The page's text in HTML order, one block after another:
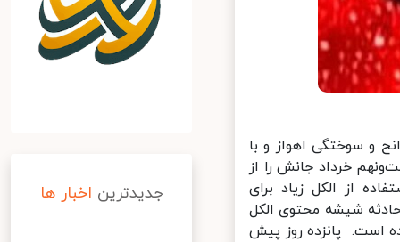
و سوختگی اهواز و با
خرداد جانش را از
از الکل زیاد برای
شیشه محتوی الکل
ضدعفونی هم ‏در دست داشته و همین موضوع شدت سوختگی را بیشتر کرده است. ‎‏ پانزده ‎روز پیش
جدیدترین اخبار ها